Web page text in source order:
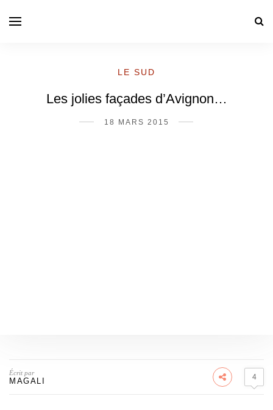
LE SUD
Les jolies façades d’Avignon…
18 MARS 2015
Écrit par
MAGALI 4